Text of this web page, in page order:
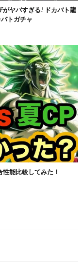
がヤバすぎる! ドカバト龍
トガチャ
能比較してみた！